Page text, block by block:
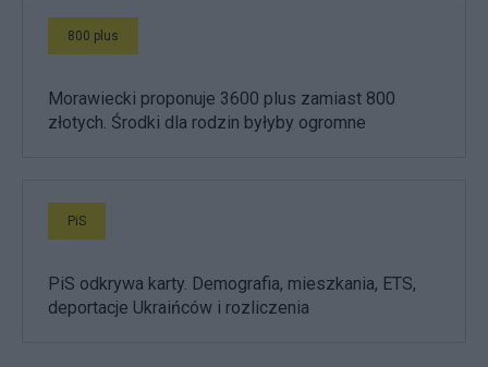
800 plus
Morawiecki proponuje 3600 plus zamiast 800
złotych. Środki dla rodzin byłyby ogromne
PiS
PiS odkrywa karty. Demografia, mieszkania, ETS,
deportacje Ukraińców i rozliczenia